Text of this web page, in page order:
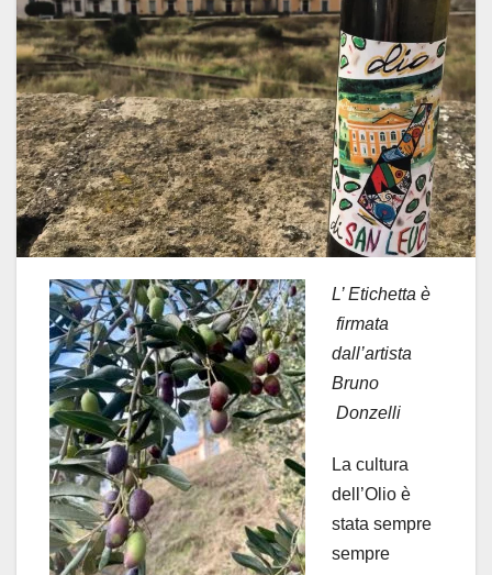
L’ Etichetta è
firmata
dall’artista
Bruno
Donzelli
La cultura
dell’Olio è
stata sempre
sempre